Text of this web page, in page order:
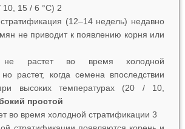
15 / 6 °C) 2
(12–14 недель) недавно
не приводит к появлению корня или
растет во время холодной
растет, когда семена впоследствии
высоких температурах (20 / 10,
простой
во время холодной стратификации 3